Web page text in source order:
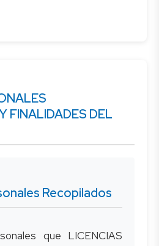
FINALIDADES DEL
Recopilados
que LICENCIAS